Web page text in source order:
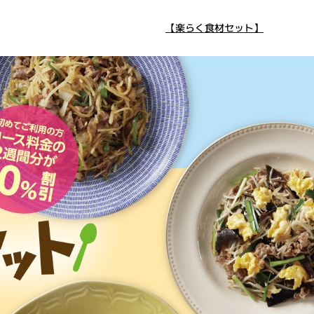
【楽らく食材セット】